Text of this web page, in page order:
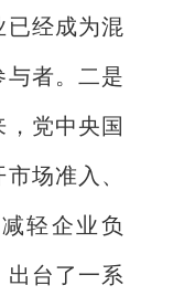
已经成为混
者。二是
党中央国
场准入、
轻企业负
台了一系